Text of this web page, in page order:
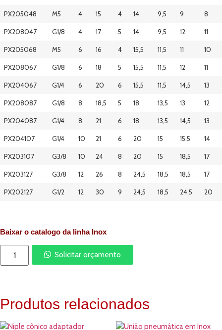
PX205048 M5 4 15 4 14 9,5 9 8
PX208047 G1/8 4 17 5 14 9,5 12 11
PX205068 M5 6 16 4 15,5 11,5 11 10
PX208067 G1/8 6 18 5 15,5 11,5 12 11
PX204067 G1/4 6 20 6 15,5 11,5 14,5 13
PX208087 G1/8 8 18,5 5 18 13,5 13 12
PX204087 G1/4 8 21 6 18 13,5 14,5 13
PX204107 G1/4 10 21 6 20 15 15,5 14
PX203107 G3/8 10 24 8 20 15 18,5 17
PX203127 G3/8 12 26 8 24,5 18,5 18,5 17
PX202127 G1/2 12 30 9 24,5 18,5 24,5 20
Baixar o catalogo da linha Inox
Solicitar orçamento
Produtos relacionados